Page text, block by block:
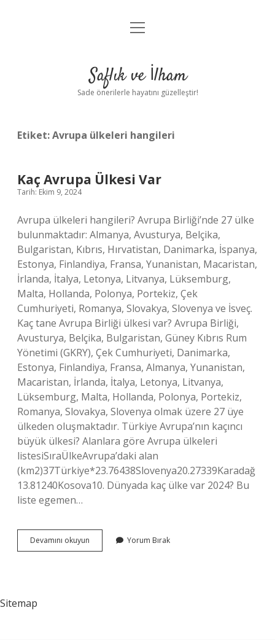
Anasayfa
Yasal Uyarı
menüyü
Saflık ve İlham
Sade önerilerle hayatını güzelleştir!
Etiket:Avrupa ülkeleri hangileri
Kaç Avrupa Ülkesi Var
Tarih: Ekim 9, 2024
Avrupa ülkeleri hangileri? Avrupa Birliği’nde 27 ülke
bulunmaktadır: Almanya, Avusturya, Belçika,
Bulgaristan, Kıbrıs, Hırvatistan, Danimarka, İspanya,
Estonya, Finlandiya, Fransa, Yunanistan, Macaristan,
İrlanda, İtalya, Letonya, Litvanya, Lüksemburg,
Malta, Hollanda, Polonya, Portekiz, Çek
Cumhuriyeti, Romanya, Slovakya, Slovenya ve İsveç.
Kaç tane Avrupa Birliği ülkesi var? Avrupa Birliği,
Avusturya, Belçika, Bulgaristan, Güney Kıbrıs Rum
Yönetimi (GKRY), Çek Cumhuriyeti, Danimarka,
Estonya, Finlandiya, Fransa, Almanya, Yunanistan,
Macaristan, İrlanda, İtalya, Letonya, Litvanya,
Lüksemburg, Malta, Hollanda, Polonya, Portekiz,
Romanya, Slovakya, Slovenya olmak üzere 27 üye
ülkeden oluşmaktadır. Türkiye Avrupa’nın kaçıncı
büyük ülkesi? Alanlara göre Avrupa ülkeleri
listesiSıraÜlkeAvrupa’daki alan
(km2)37Türkiye*23.76438Slovenya20.27339Karadağ
13.81240Kosova10. Dünyada kaç ülke var 2024? Bu
liste egemen…
Devamını okuyun
Avrupa
Yorum Bırak
Sitemap